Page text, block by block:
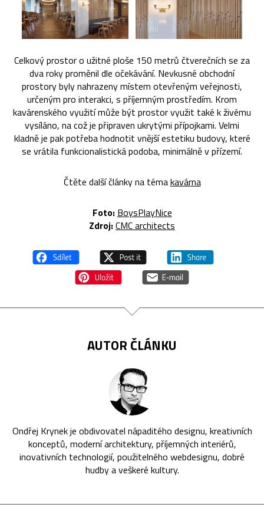
Celkový prostor o užitné ploše 150 metrů čtverečních se za
dva roky proměnil dle očekávání. Nevkusné obchodní
prostory byly nahrazeny místem otevřeným veřejnosti,
určeným pro interakci, s příjemným prostředím. Krom
kavárenského využití může být prostor využit také k živému
vysíláno, na což je připraven ukrytými přípojkami. Velmi
kladně je pak potřeba hodnotit vnější estetiku budovy, které
se vrátila funkcionalistická podoba, minimálně v přízemí.
Čtěte další články na témakavárna
Foto: BoysPlayNice
Zdroj:CMC architects
AUTOR ČLÁNKU
Ondřej Krynek je obdivovatel nápaditého designu, kreativních
konceptů, moderní architektury, příjemných interiérů,
inovativních technologií, použitelného webdesignu, dobré
hudby a veškeré kultury.